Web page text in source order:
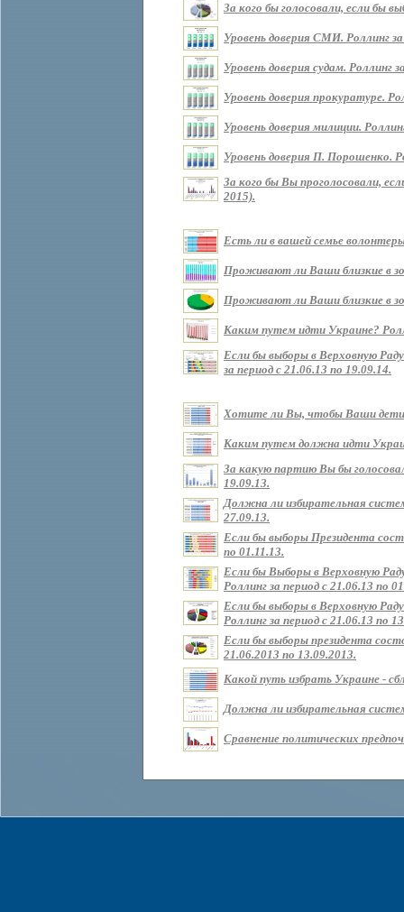
За кого бы голосовали, если бы
Уровень доверия СМИ. Роллинг
Уровень доверия судам. Роллинг
Уровень доверия прокуратуре.
Уровень доверия милиции.
Уровень доверия П. Порошенко.
За кого бы Вы проголосовали,
2015).
Есть ли в вашей семье
Проживают ли Ваши близкие в
Проживают ли Ваши близкие в
Каким путем идти Украине?
Если бы выборы в Верховную
за период с 21.06.13 по 19.09.14.
Хотите ли Вы, чтобы Ваши дети
Каким путем должна идти
За какую партию Вы бы
19.09.13.
Должна ли избирательная
27.09.13.
Если бы выборы Президента
по 01.11.13.
Если бы Выборы в Верховную
Роллинг за период с 21.06.13 по
Если бы выборы в Верховную
Роллинг за период с 21.06.13 по
Если бы выборы президента
21.06.2013 по 13.09.2013.
Какой путь избрать Украине -
Должна ли избирательная
Сравнение политических